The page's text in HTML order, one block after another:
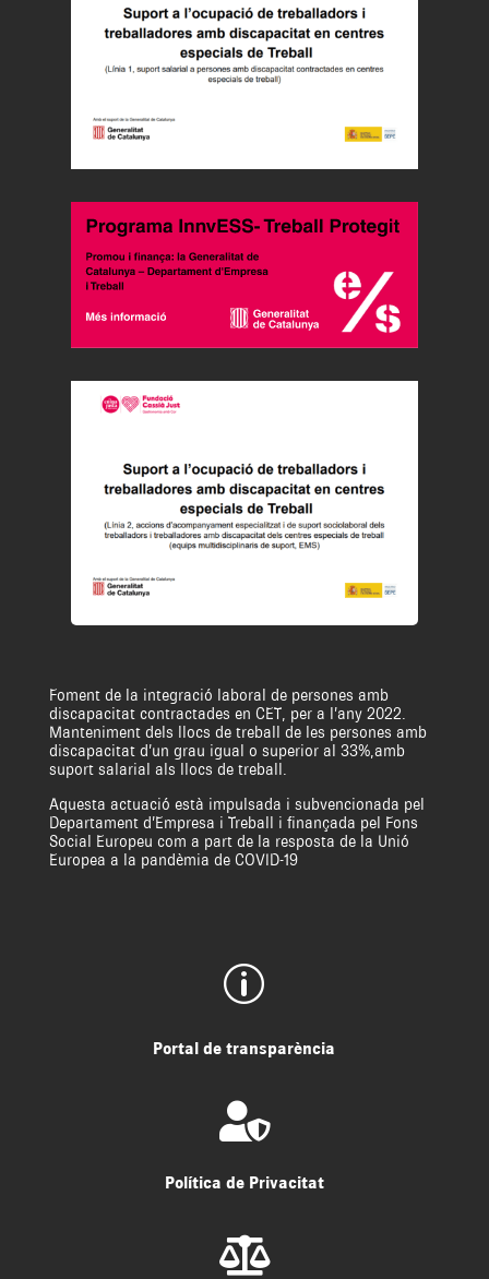
Foment de la integració laboral de persones amb
discapacitat contractades en CET, per a l’any 2022.
Manteniment dels llocs de treball de les persones amb
discapacitat d’un grau igual o superior al 33%,amb
suport salarial als llocs de treball.
Aquesta actuació està impulsada i subvencionada pel
Departament d’Empresa i Treball i finançada pel Fons
Social Europeu com a part de la resposta de la Unió
Europea a la pandèmia de COVID-19
p
Portal de transparència

Política de Privacitat
